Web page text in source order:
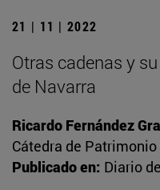
21 | 11 | 2022
Otras cadenas y
de Navarra
Ricardo Fernández
Cátedra de
Publicado en: Diario